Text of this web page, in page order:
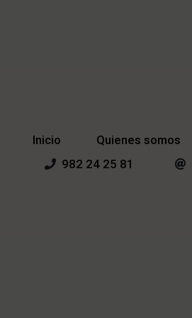
Inicio Quienes somos
982 24 25 81